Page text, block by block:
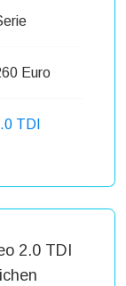
Euro
TDI
2.0 TDI